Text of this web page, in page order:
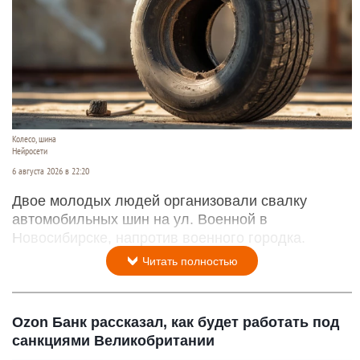
Колесо, шина
Нейросети
6 августа 2026 в 22:20
Двое молодых людей организовали свалку
автомобильных шин на ул. Военной в
Новосибирске, напротив военного городка.
Читать полностью
Ozon Банк рассказал, как будет работать под
санкциями Великобритании